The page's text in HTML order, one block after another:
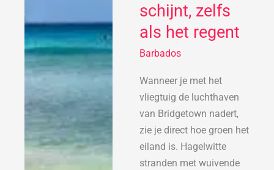
schijnt, zelfs
als het regent
Barbados
Wanneer je met het
vliegtuig de luchthaven
van Bridgetown nadert,
zie je direct hoe groen het
eiland is. Hagelwitte
stranden met wuivende
de
zon
zelfs
als
het
regent